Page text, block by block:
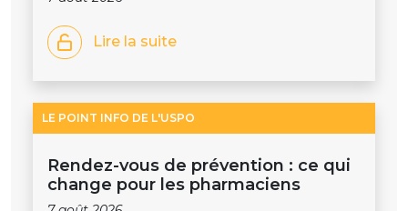
Lire la suite
LE POINT INFO DE L'USPO
Rendez-vous de prévention : ce qui
change pour les pharmaciens